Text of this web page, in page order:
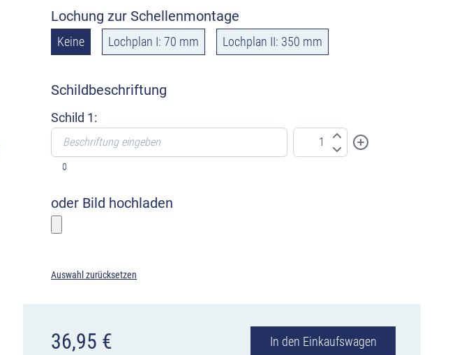
Lochung zur Schellenmontage
Keine Lochplan I: 70 mm Lochplan II: 350 mm
Schildbeschriftung
Schild 1:
0
oder Bild hochladen
Bitte wählen sie ein Foto
Auswahl zurücksetzen
36,95 € In den Einkaufswagen